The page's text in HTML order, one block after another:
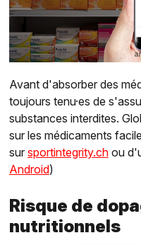
Avant d'absorber des
toujours tenu·es de
substances interdites.
sur les médicaments
sur sportintegrity.chou
Android)
Risque de
nutritionnels